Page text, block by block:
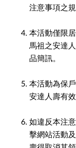
注意事項之規
本活動僅限
馬祖之安達
品簡訊。
本活動為保
安達人壽有
如違反本注
擊網站活動